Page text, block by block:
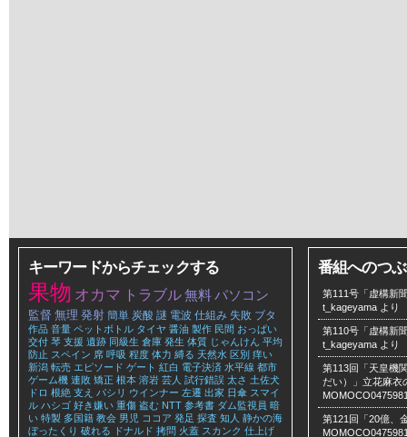
キーワードからチェックする
果物 オカマ トラブル無料パソコン
監督 無理 発射 簡単 炭酸 謎 電波 仕組み 失敗 ブタ
作品 音量 ペットボトル タイヤ 醤油 製作 民間 おっぱい
交付 琴 支援 遺跡 同級生 倉庫 発生 体質 じゃんけん 平均
防止 スペイン 席 呼吸 程度 体力 縛る 天然水 区別 痒い
新潟 転売 エピソード ゲート 紅白 電子決済 水平線 都市
ゲーム機 連敗 矯正 根本 溶岩 芸人 試行錯誤 太さ 土佐犬
ドロ 根絶 支え パシリ ウインナー 左遷 出家 日傘 スマイ
ル ハシゴ 好き嫌い 重傷 盗む NTT 参考書 ダム監視員 暗
い 特製 多国籍 教会 男児 ココア 発足 探査 知人 静かの海
ぼったくり 破れる ドナルド 拷問 火蓋 スカンク 仕上げ
番組へのつ
第111号「虚構新
t_kageyama より
第110号「虚構新
t_kageyama より
第113回「天皇機
だい）」立花麻衣
第121回「20億、